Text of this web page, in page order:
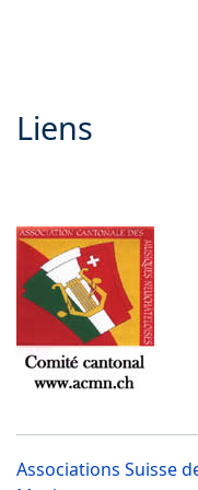
Liens
Associations Suisse